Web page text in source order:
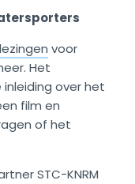
lezingen voor
Het
over het
film en
of het
STC-KNRM